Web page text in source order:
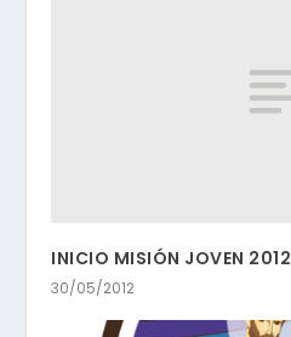
INICIO MISIÓN JOVEN 2012
30/05/2012